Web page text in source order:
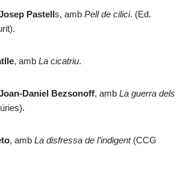
Pastells, amb Pell de cilici. (Ed.
, amb La cicatriu.
Daniel Bezsonoff, amb La guerra dels
, amb La disfressa de l’indigent(CCG